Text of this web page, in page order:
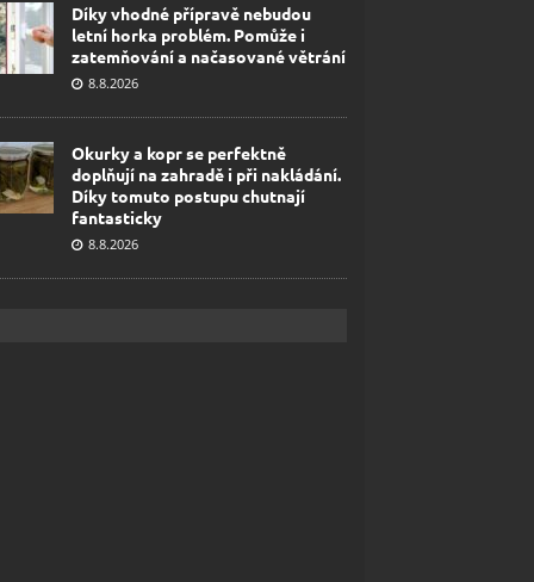
Díky vhodné přípravě nebudou
letní horka problém. Pomůže i
zatemňování a načasované větrání
8.8.2026
Okurky a kopr se perfektně
doplňují na zahradě i při nakládání.
Díky tomuto postupu chutnají
fantasticky
8.8.2026